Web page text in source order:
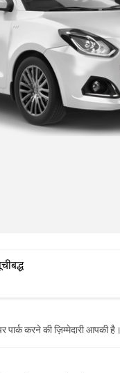
पार्क करने की ज़िम्मेदारी आपकी है।